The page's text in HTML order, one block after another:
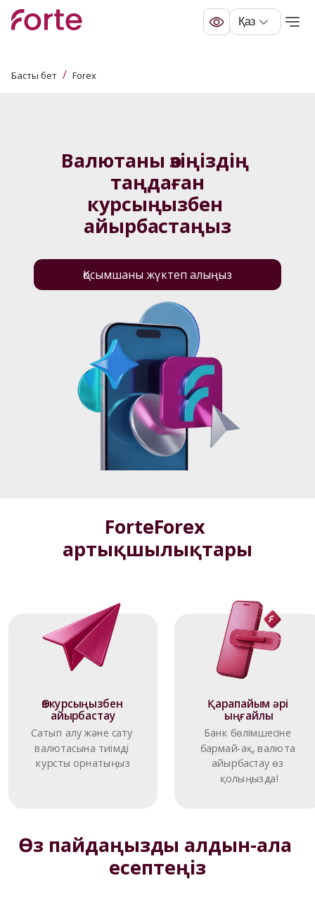
Қаз
Басты бет / Forex
Валютаны өзіңіздің
таңдаған
курсыңызбен
айырбастаңыз
Қосымшаны жүктеп алыңыз
ForteForex
артықшылықтары
Өз курсыңызбен
айырбастау
Сатып алу және сату
валютасына тиімді
курсты орнатыңыз
Қарапайым әрі
ыңғайлы
Банк бөлімшесіне
бармай-ақ, валюта
айырбастау өз
қолыңызда!
Өз пайдаңызды алдын-ала
есептеңіз